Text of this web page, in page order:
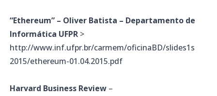
“Ethereum” – Oliver Batista – Departamento de
Informática UFPR >
http://www.inf.ufpr.br/carmem/oficinaBD/slides1s
2015/ethereum-01.04.2015.pdf
Harvard Business Review –